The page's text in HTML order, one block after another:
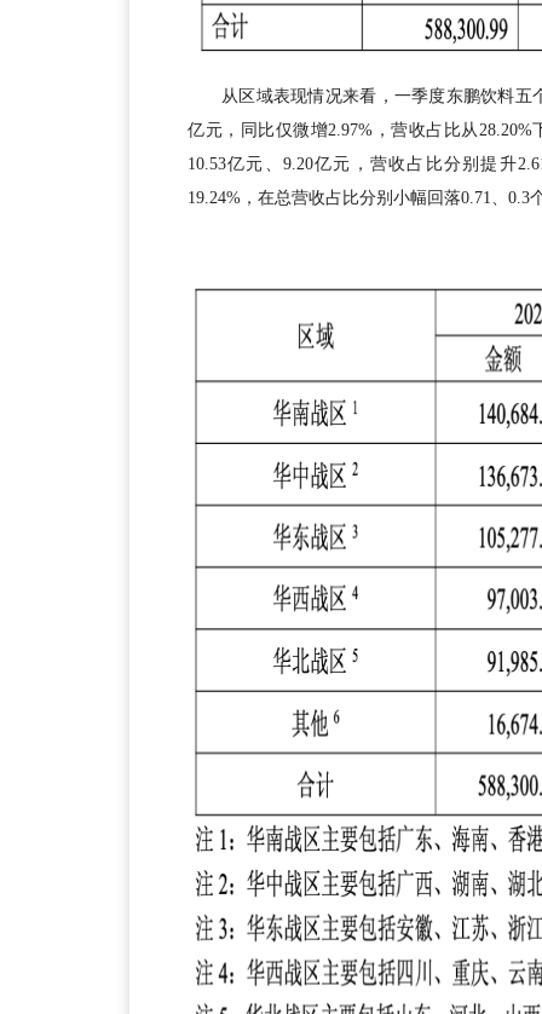
从区域表现情况来看，一季度东鹏饮料五
亿元，同比仅微增2.97%，营收占比从
10.53亿元、9.20亿元，营收占比分别提升
19.24%，在总营收占比分别小幅回落0.71、0.3